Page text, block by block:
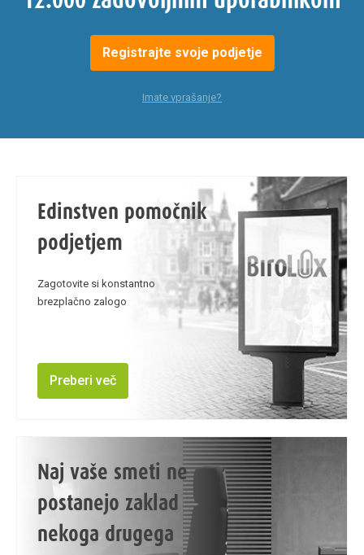
Registrajte svoje podjetje
Imate vprašanje?
Edinstven pomočnik
podjetjem
Zagotovite si konstantno
brezplačno zalogo
Preberi več
Naj vaše smeti ne
postanejo zaklad
nekoga drugega